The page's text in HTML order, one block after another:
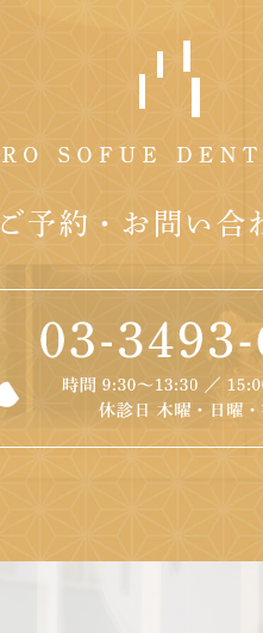
ご予約・お問い合